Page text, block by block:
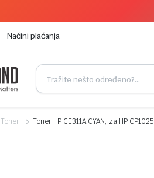
Načini plaćanja
Toneri Toner HP CE311A CYAN, za HP CP1025